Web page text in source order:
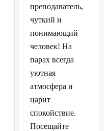
преподаватель,
чуткий и
понимающий
человек! На
парах всегда
уютная
атмосфера и
царит
спокойствие.
Посещайте